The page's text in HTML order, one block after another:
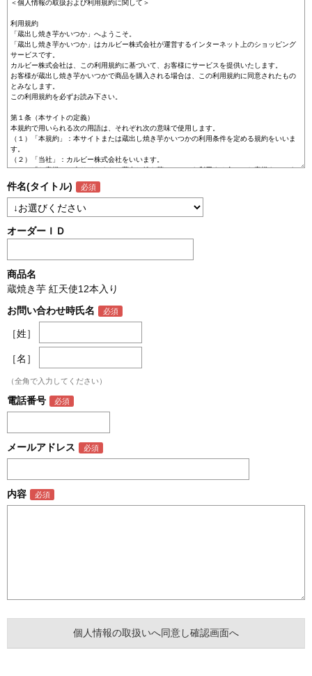
件名(タイトル)
オーダーＩＤ
商品名
蔵焼き芋 紅天使12本入り
お問い合わせ時氏名
［姓］
［名］
（全角で入力してください）
電話番号
メールアドレス
内容